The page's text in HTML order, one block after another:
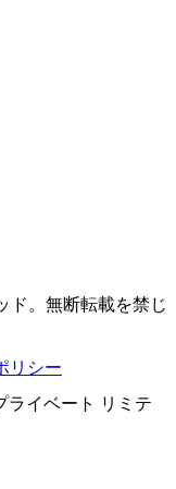
ド。無断転載を禁じ
リシー
ライベート リミテ